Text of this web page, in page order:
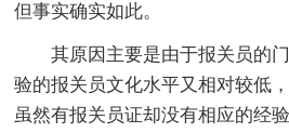
但事实确实如此。
其原因主要是由于报关员的
验的报关员文化水平又相对较低
虽然有报关员证却没有相应的经